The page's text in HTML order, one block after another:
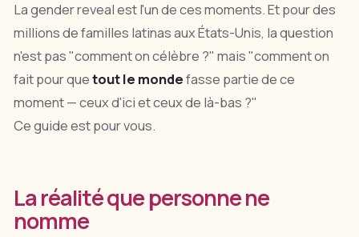
La gender reveal est l'un de ces moments. Et pour des
millions de familles latinas aux États-Unis, la question
n'est pas "comment on célèbre ?" mais "comment on
fait pour quetout le mondefasse partie de ce
moment — ceux d'ici et ceux de là-bas ?"
Ce guide est pour vous.
La réalité que personne ne
nomme